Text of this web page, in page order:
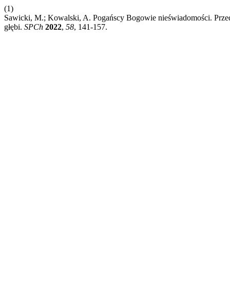
(1)
Sawicki, M.; Kowalski, A. Pogańscy Bogowie nieświadomości.
głębi. SPCh 2022, 58, 141-157.